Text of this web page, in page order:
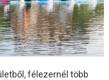
félezernél több